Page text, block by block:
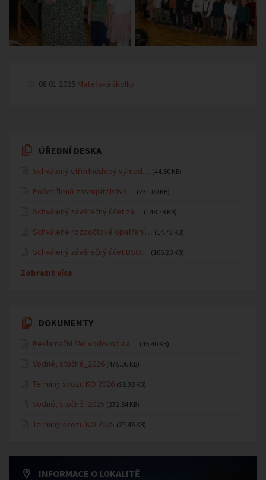
08.01.2025 Mateřská školka
ÚŘEDNÍ DESKA
Schválený střednědobý výhled… (44.50 KB)
Počet členů zastupitelstva… (231.00 KB)
Schválený závěrečný účet za… (148.78 KB)
Schválené rozpočtové opatření… (14.73 KB)
Schválený závěrečný účet DSO… (106.20 KB)
Zobrazit více
DOKUMENTY
Reklamační řád vodovodu a… (45.40 KB)
Vodné, stočné_2026 (475.06 KB)
Termíny svozu KO 2026 (91.38 KB)
Vodné, stočné_2025 (272.84 KB)
Termíny svozu KO 2025 (27.46 KB)
INFORMACE O LOKALITĚ